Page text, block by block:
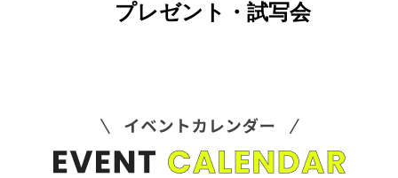
プレゼント・試写会